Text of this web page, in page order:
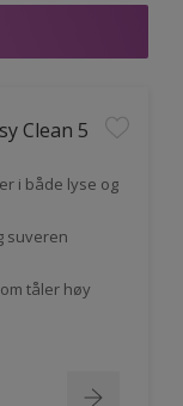
Clean 5
i både lyse og
suveren
tåler høy